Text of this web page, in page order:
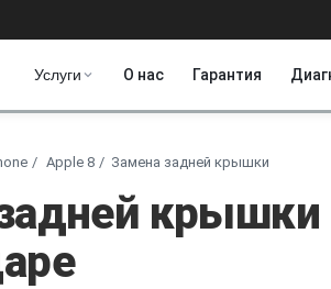
Услуги О нас Гарантия
Apple 8 Замена задней крышки
крышки